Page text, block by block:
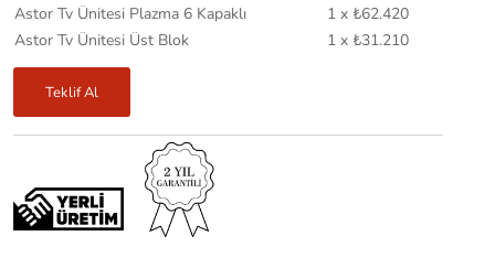
Astor Tv Ünitesi Plazma 6 Kapaklı
1 x ₺62.420
Astor Tv Ünitesi Üst Blok
1 x ₺31.210
Teklif Al